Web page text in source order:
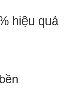
hiệu quả